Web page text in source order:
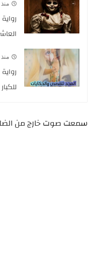
سمعت صوت خارج من